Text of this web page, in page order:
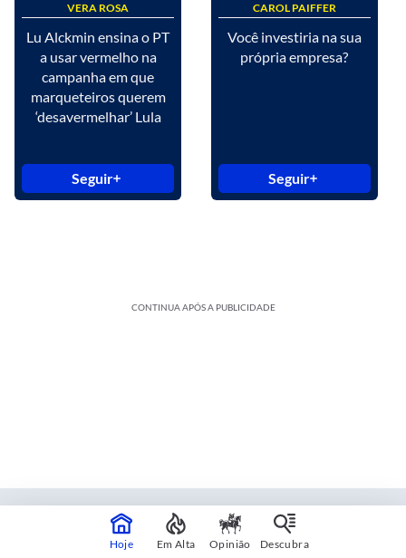
VERA ROSA
Lu Alckmin ensina o PT
a usar vermelho na
campanha em que
marqueteiros querem
‘desavermelhar’ Lula
Seguir
CAROL PAIFFER
Você investiria na sua
própria empresa?
Seguir
CONTINUA APÓS A PUBLICIDADE
Estadão Blue Studio
Hoje Em Alta Opinião Descubra